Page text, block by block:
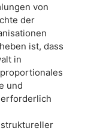
von
der
ist, dass
in
und